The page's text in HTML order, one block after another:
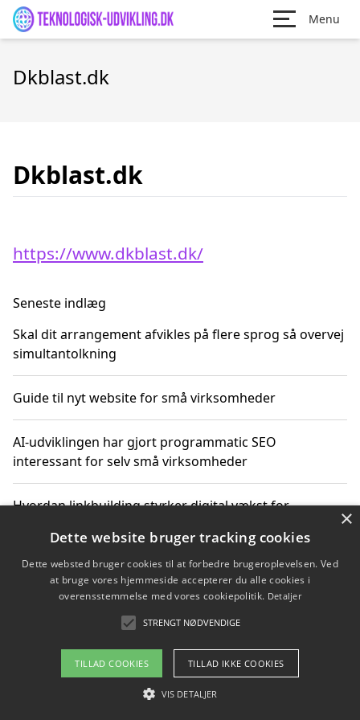
Menu
Dkblast.dk
Dkblast.dk
https://www.dkblast.dk/
Seneste indlæg
Skal dit arrangement afvikles på flere sprog så overvej
simultantolkning
Guide til nyt website for små virksomheder
AI-udviklingen har gjort programmatic SEO
interessant for selv små virksomheder
Hvordan linkbuilding styrker digital vækst for
Sådan har udviklingen inden for genbrug af elektronik
ændret sig
Copyright 2026 - Pilanto Aps
Om / kontakt
×
Dette website bruger tracking cookies
Dette websted bruger cookies til at forbedre brugeroplevelsen. Ved
at bruge vores hjemmeside accepterer du alle cookies i
overensstemmelse med vores cookiepolitik. Detaljer
STRENGT NØDVENDIGE
TILLAD COOKIES TILLAD IKKE COOKIES
VIS DETALJER